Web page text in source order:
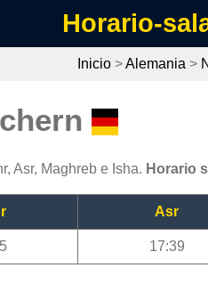
Horario-
Inicio >Alemania >
Asr, Maghreb e Isha. Horario
Asr
17:39